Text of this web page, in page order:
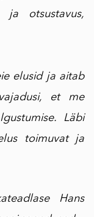
ja otsustavus,
elusid ja aitab
et me
Läbi
toimuvat ja
Hans